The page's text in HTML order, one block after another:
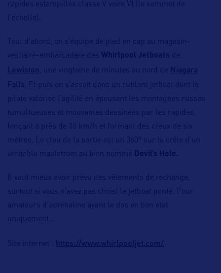
rapides estampillés classe V voire VI (le sommet de
l’échelle).
Tout d’abord, on s’équipe de pied en cap au magasin-
vestiaire-embarcadère des Whirlpool Jetboats de
Lewiston , une vingtaine de minutes au nord de Niagara
Falls . Et puis on s’assoit dans un rutilant jetboat dont le
pilote valorise l’agilité en épousant les montagnes russes
tumultueuses et mouvantes dessinées par les rapides,
fonçant à près de 35 km/h et formant des creux de six
mètres. Le clou de la sortie est un 360° sur la crête d’un
véritable maelstrom au bien nommé Devil’s Hole.
Il vaut mieux avoir prévu des vêtements de rechange,
surtout si vous n’avez pas choisi le jetboat ponté. Pour
amateurs d’adrénaline ayant le dos en bon état
uniquement…
Site internet : https://www.whirlpooljet.com/